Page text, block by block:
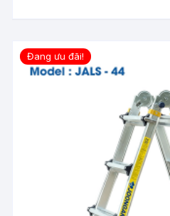
Đang ưu đãi!